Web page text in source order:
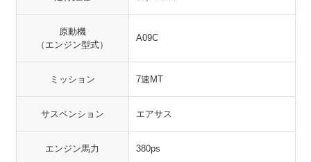
原動機
（エンジン型式）
A09C
ミッション 7速MT
サスペンション エアサス
エンジン馬力 380ps